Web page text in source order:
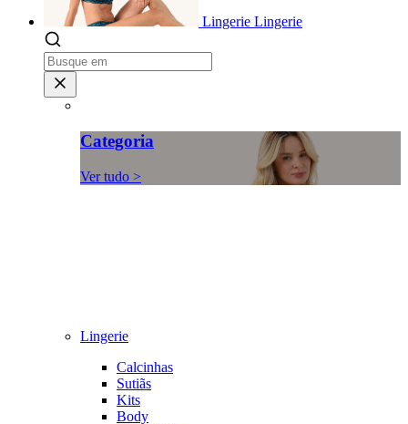
Lingerie Lingerie
Categoria
Ver tudo >
Lingerie
Calcinhas
Sutiãs
Kits
Body